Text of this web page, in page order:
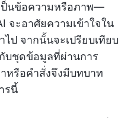
ป็นข้อความหรือภาพ—
จะอาศัยความเข้าใจใน
ป จากนั้นจะเปรียบเทียบ
บชุดข้อมูลที่ผ่านการ
หรือคำสั่งจึงมีบทบาท
รนี้